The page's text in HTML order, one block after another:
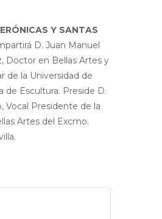
Y SANTAS
D. Juan Manuel
Doctor en Bellas Artes y
de la Universidad de
de Escultura. Preside D.
Vocal Presidente de la
Artes del Excmo.